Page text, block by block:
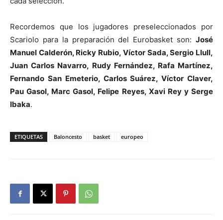
Recordemos que los jugadores preseleccionados por
Scariolo para la preparación del Eurobasket son: José
Manuel Calderón, Ricky Rubio, Víctor Sada, Sergio Llull,
Juan Carlos Navarro, Rudy Fernández, Rafa Martínez,
Fernando San Emeterio, Carlos Suárez, Víctor Claver,
Pau Gasol, Marc Gasol, Felipe Reyes, Xavi Rey y Serge
Ibaka.
ETIQUETAS Baloncesto basket europeo